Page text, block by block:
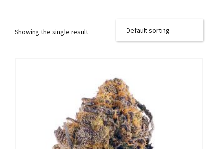
Showing the single result